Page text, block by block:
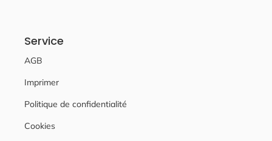
Service
AGB
Imprimer
Politique de confidentialité
Cookies